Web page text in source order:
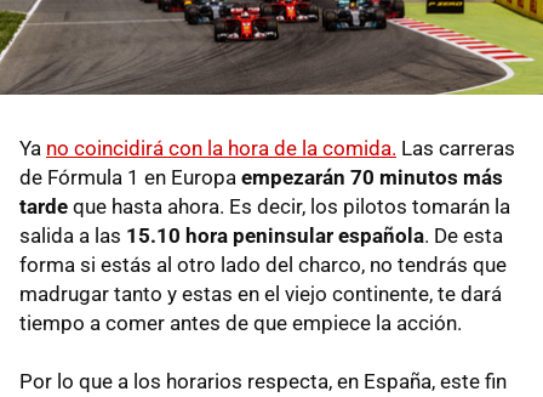
Ya no coincidirá con la hora de la comida. Las carreras
de Fórmula 1 en Europa empezarán 70 minutos más
tarde que hasta ahora. Es decir, los pilotos tomarán la
salida a las 15.10 hora peninsular española. De esta
forma si estás al otro lado del charco, no tendrás que
madrugar tanto y estas en el viejo continente, te dará
tiempo a comer antes de que empiece la acción.
Por lo que a los horarios respecta, en España, este fin